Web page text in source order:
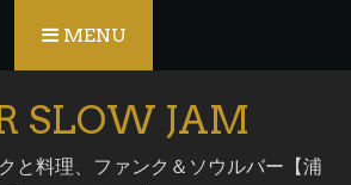
MENU
と料理、ファンク＆ソウルバー【浦